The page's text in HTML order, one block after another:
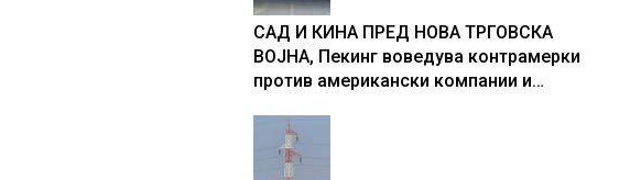
САД И КИНА ПРЕД НОВА ТРГОВСКА
ВОЈНА, Пекинг воведува контрамерки
против американски компании и